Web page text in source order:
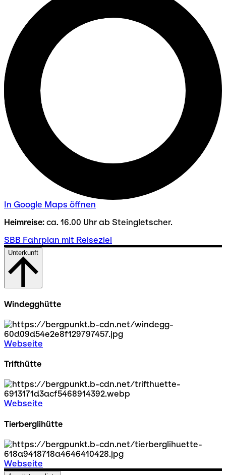
In Google Maps öffnen
Heimreise: ca. 16.00 Uhr ab Steingletscher.
SBB Fahrplan mit Reiseziel
Unterkunft
Windegghütte
Webseite
Trifthütte
Webseite
Tierberglihütte
Webseite